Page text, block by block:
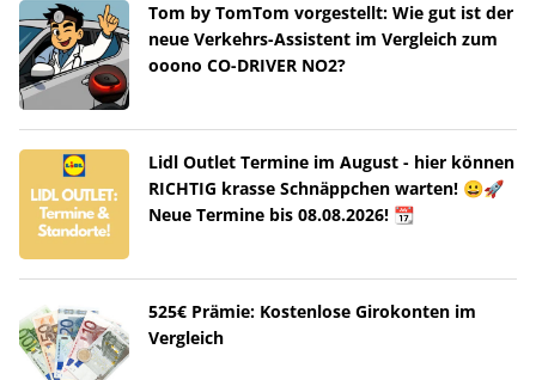
Tom by TomTom vorgestellt: Wie gut ist der
neue Verkehrs-Assistent im Vergleich zum
ooono CO-DRIVER NO2?
Lidl Outlet Termine im August - hier können
RICHTIG krasse Schnäppchen warten! 😀🚀
Neue Termine bis 08.08.2026! 📆
525€ Prämie: Kostenlose Girokonten im
Vergleich